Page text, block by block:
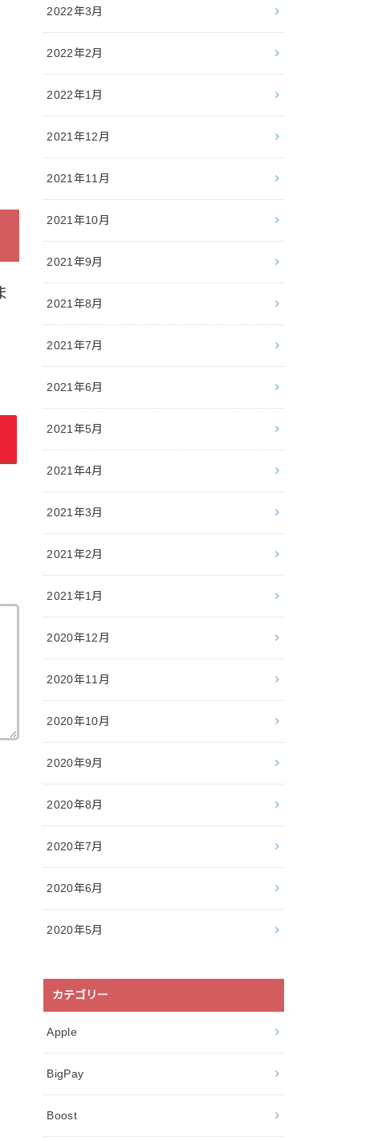
2022年3月
2022年2月
2022年1月
2021年12月
2021年11月
2021年10月
2021年9月
2021年8月
2021年7月
2021年6月
2021年5月
2021年4月
2021年3月
2021年2月
2021年1月
2020年12月
2020年11月
2020年10月
2020年9月
2020年8月
2020年7月
2020年6月
2020年5月
カテゴリー
Apple
BigPay
Boost